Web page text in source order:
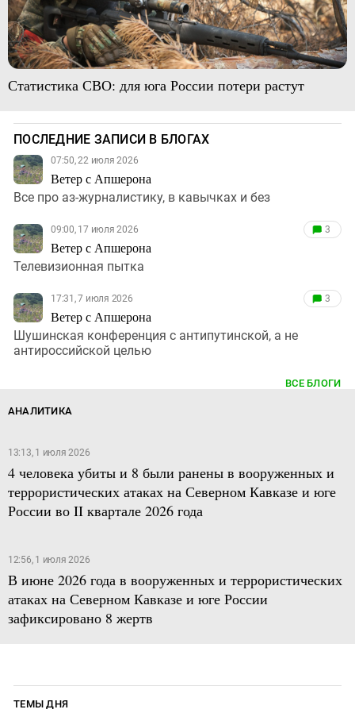
Статистика СВО: для юга России потери растут
ПОСЛЕДНИЕ ЗАПИСИ В БЛОГАХ
07:50, 22 июля 2026
Ветер с Апшерона
Все про аз-журналистику, в кавычках и без
09:00, 17 июля 2026
Ветер с Апшерона
3
Телевизионная пытка
17:31, 7 июля 2026
Ветер с Апшерона
3
Шушинская конференция с антипутинской, а не
антироссийской целью
ВСЕ БЛОГИ
АНАЛИТИКА
13:13, 1 июля 2026
4 человека убиты и 8 были ранены в вооруженных и
террористических атаках на Северном Кавказе и юге
России во II квартале 2026 года
12:56, 1 июля 2026
В июне 2026 года в вооруженных и террористических
атаках на Северном Кавказе и юге России
зафиксировано 8 жертв
ТЕМЫ ДНЯ